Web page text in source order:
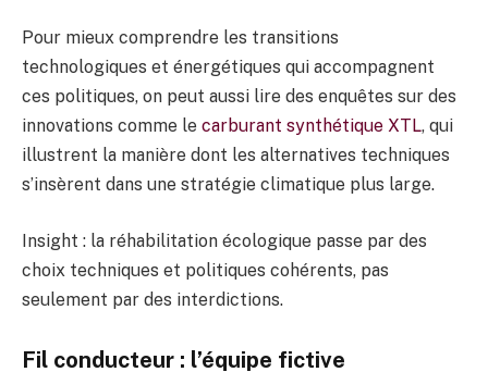
Pour mieux comprendre les transitions
technologiques et énergétiques qui accompagnent
ces politiques, on peut aussi lire des enquêtes sur des
innovations comme le carburant synthétique XTL, qui
illustrent la manière dont les alternatives techniques
s’insèrent dans une stratégie climatique plus large.
Insight : la réhabilitation écologique passe par des
choix techniques et politiques cohérents, pas
seulement par des interdictions.
Fil conducteur : l’équipe fictive